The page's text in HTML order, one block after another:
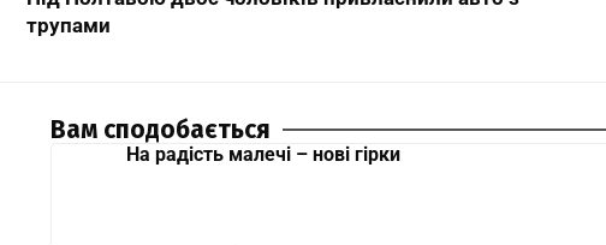
трупами
Вам сподобається
На радість малечі – нові гірки